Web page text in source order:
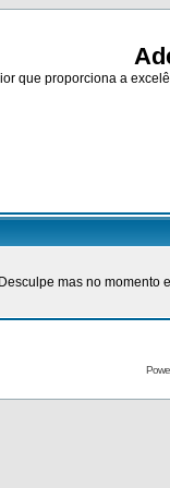
que proporciona a
Desculpe mas no momento